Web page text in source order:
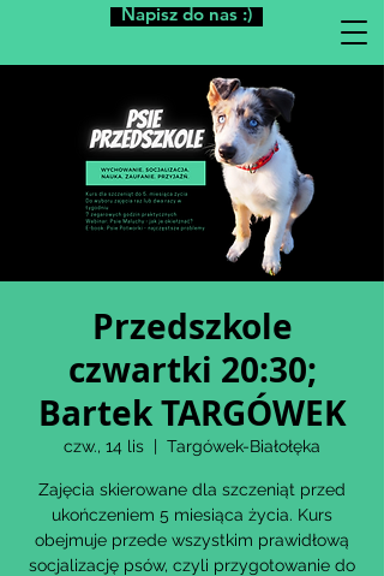
Napisz do nas :)
Przedszkole
czwartki 20:30;
Bartek TARGÓWEK
czw., 14 lis
  |
Targówek-Białołęka
Zajęcia skierowane dla szczeniąt przed
ukończeniem 5 miesiąca życia. Kurs
obejmuje przede wszystkim prawidłową
socjalizację psów, czyli przygotowanie do